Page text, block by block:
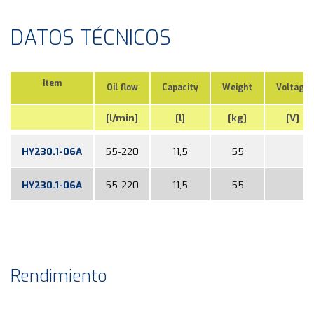
DATOS TÉCNICOS
Item Oil flow Capacity Weight Voltage
[l/min] [l] [kg] [V]
HY230.1-06A 55-220 11,5 55
HY230.1-06A 55-220 11,5 55
Rendimiento